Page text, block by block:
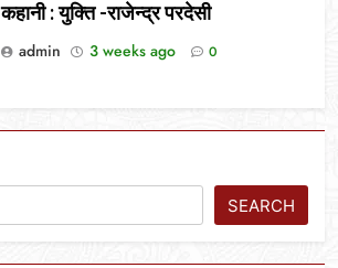
कहानी : युक्ति -राजेन्द्र परदेसी
admin
3 weeks ago 0
SEARCH